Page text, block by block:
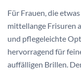
Für Frauen, die
mittellange Frisuren
und pflegeleichte
hervorragend für
auffälligen Brillen.